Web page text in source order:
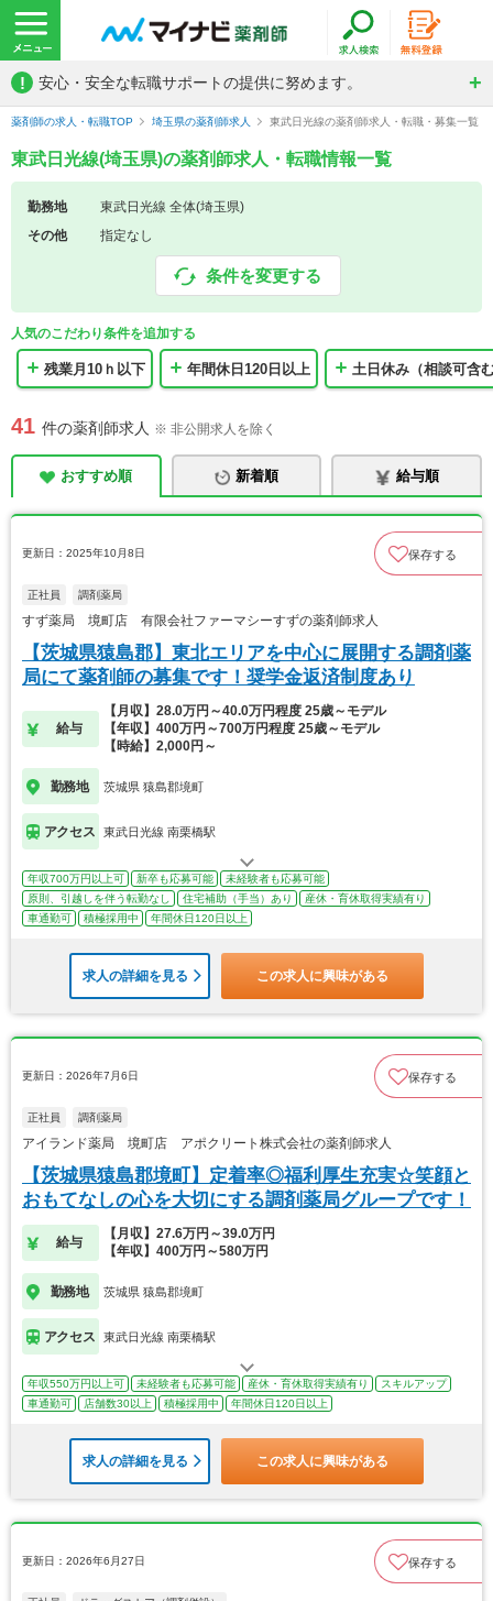
! 安心・安全な転職サポートの提供に努めます。
薬剤師の求人・転職TOP 埼玉県の薬剤師求人 東武日光線の薬剤師求人・転職・募集一覧
東武日光線(埼玉県)の薬剤師求人・転職情報一覧
勤務地
東武日光線 全体(埼玉県)
その他
指定なし
条件を変更する
人気のこだわり条件を追加する
残業月10ｈ以下 年間休日120日以上 土日休み（相談可含
41 件の薬剤師求人 ※ 非公開求人を除く
おすすめ順 新着順 給与順
更新日：2025年10月8日 保存する
正社員 調剤薬局
すず薬局 境町店 有限会社ファーマシーすずの薬剤師求人
【茨城県猿島郡】東北エリアを中心に展開する調剤薬
局にて薬剤師の募集です！奨学金返済制度あり
給与
【月収】28.0万円～40.0万円程度 25歳～モデル
【年収】400万円～700万円程度 25歳～モデル
【時給】2,000円～
勤務地 茨城県 猿島郡境町
アクセス 東武日光線 南栗橋駅
年収700万円以上可 新卒も応募可能
未経験者も応募可能
原則、引越しを伴う転勤なし
住宅補助（手当）あり
産休・育休取得実績有り
車通勤可
積極採用中 年間休日120日以上
求人の詳細を見る この求人に興味がある
更新日：2026年7月6日 保存する
正社員 調剤薬局
アイランド薬局 境町店 アポクリート株式会社の薬剤師求人
【茨城県猿島郡境町】定着率◎福利厚生充実☆笑顔と
おもてなしの心を大切にする調剤薬局グループです！
給与
【月収】27.6万円～39.0万円
【年収】400万円～580万円
勤務地 茨城県 猿島郡境町
アクセス 東武日光線 南栗橋駅
年収550万円以上可 未経験者も応募可能 産休・育休取得実績有り
スキルアップ
車通勤可
店舗数30以上 積極採用中 年間休日120日以上
求人の詳細を見る この求人に興味がある
更新日：2026年6月27日 保存する